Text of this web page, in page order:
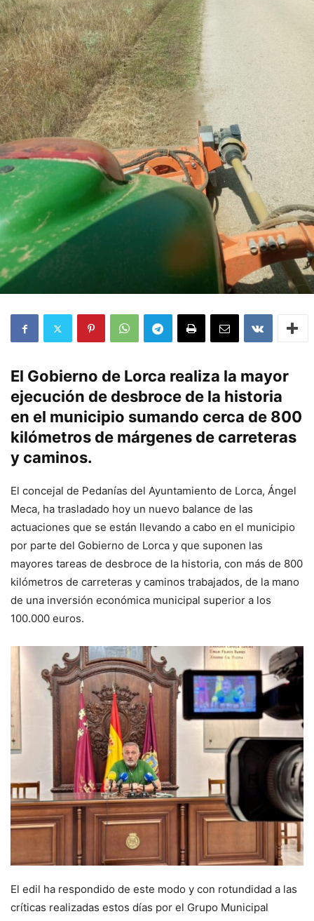
El Gobierno de Lorca realiza la mayor
ejecución de desbroce de la historia
en el municipio sumando cerca de 800
kilómetros de márgenes de carreteras
y caminos.
El concejal de Pedanías del Ayuntamiento de Lorca, Ángel
Meca, ha trasladado hoy un nuevo balance de las
actuaciones que se están llevando a cabo en el municipio
por parte del Gobierno de Lorca y que suponen las
mayores tareas de desbroce de la historia, con más de 800
kilómetros de carreteras y caminos trabajados, de la mano
de una inversión económica municipal superior a los
100.000 euros.
El edil ha respondido de este modo y con rotundidad a las
críticas realizadas estos días por el Grupo Municipal